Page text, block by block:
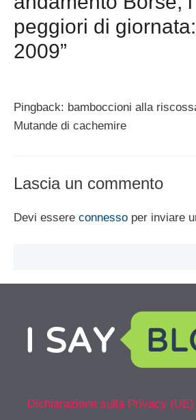
peggiori di
2009”
Pingback: bamboccioni alla
Mutande di cachemire
Lascia un commento
Devi essere connesso per inviare
Dichiarazione sulla Privacy (UE)